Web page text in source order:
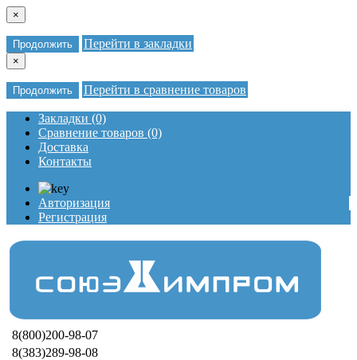
×
Продолжить Перейти в закладки
×
Продолжить Перейти в сравнение товаров
Закладки (0)
Сравнение товаров (0)
Доставка
Контакты
Авторизация
Регистрация
8(800)200-98-07
8(383)289-98-08